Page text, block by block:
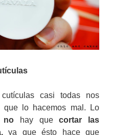
casi todas nos
que lo hacemos mal. Lo
no hay quecortar las
ya que ésto hace que